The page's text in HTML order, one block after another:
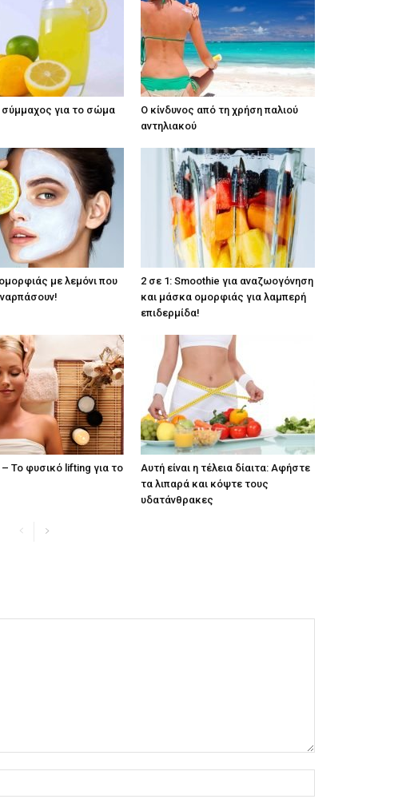
σύμμαχος για το σώμα
Ο κίνδυνος από τη χρήση παλιού
αντηλιακού
με λεμόνι που
2 σε 1: Smoothie για αναζωογόνηση
και μάσκα ομορφιάς για λαμπερή
επιδερμίδα!
Το φυσικό lifting για το
Αυτή είναι η τέλεια δίαιτα: Αφήστε
τα λιπαρά και κόψτε τους
υδατάνθρακες